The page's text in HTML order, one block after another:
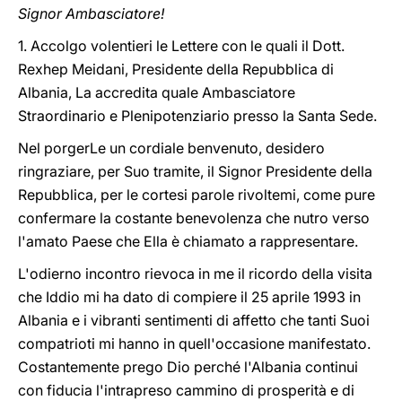
Signor Ambasciatore!
1. Accolgo volentieri le Lettere con le quali il Dott.
Rexhep Meidani, Presidente della Repubblica di
Albania, La accredita quale Ambasciatore
Straordinario e Plenipotenziario presso la Santa Sede.
Nel porgerLe un cordiale benvenuto, desidero
ringraziare, per Suo tramite, il Signor Presidente della
Repubblica, per le cortesi parole rivoltemi, come pure
confermare la costante benevolenza che nutro verso
l'amato Paese che Ella è chiamato a rappresentare.
L'odierno incontro rievoca in me il ricordo della visita
che Iddio mi ha dato di compiere il 25 aprile 1993 in
Albania e i vibranti sentimenti di affetto che tanti Suoi
compatrioti mi hanno in quell'occasione manifestato.
Costantemente prego Dio perché l'Albania continui
con fiducia l'intrapreso cammino di prosperità e di